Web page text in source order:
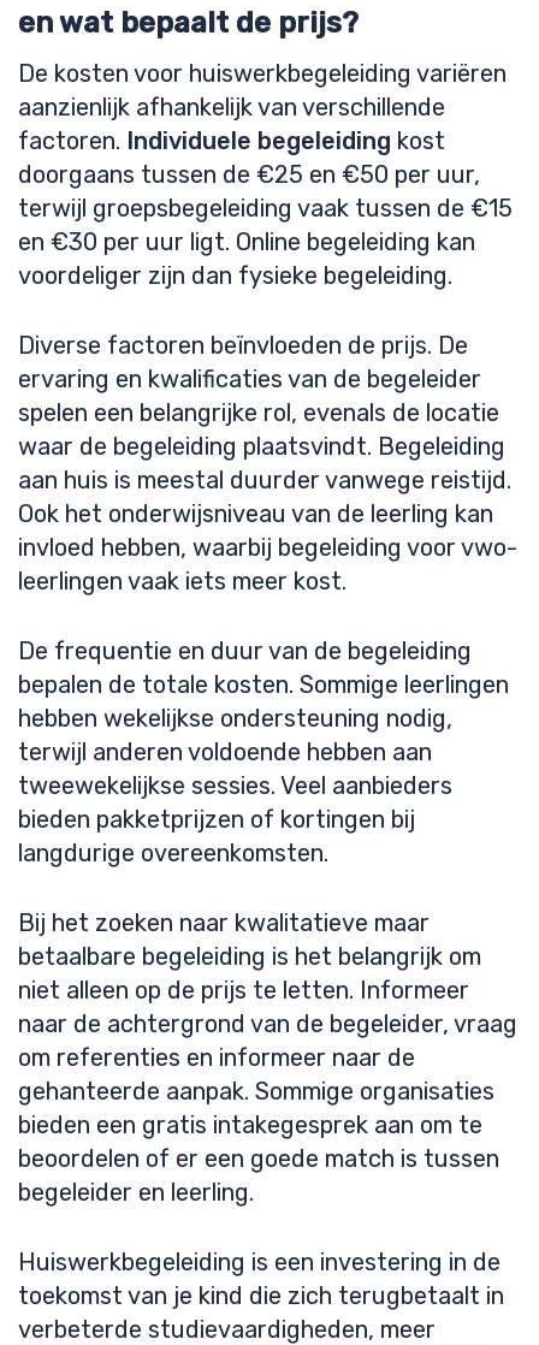
en wat bepaalt de prijs?
De kosten voor huiswerkbegeleiding variëren
aanzienlijk afhankelijk van verschillende
factoren. Individuele begeleiding kost
doorgaans tussen de €25 en €50 per uur,
terwijl groepsbegeleiding vaak tussen de €15
en €30 per uur ligt. Online begeleiding kan
voordeliger zijn dan fysieke begeleiding.
Diverse factoren beïnvloeden de prijs. De
ervaring en kwalificaties van de begeleider
spelen een belangrijke rol, evenals de locatie
waar de begeleiding plaatsvindt. Begeleiding
aan huis is meestal duurder vanwege reistijd.
Ook het onderwijsniveau van de leerling kan
invloed hebben, waarbij begeleiding voor vwo-
leerlingen vaak iets meer kost.
De frequentie en duur van de begeleiding
bepalen de totale kosten. Sommige leerlingen
hebben wekelijkse ondersteuning nodig,
terwijl anderen voldoende hebben aan
tweewekelijkse sessies. Veel aanbieders
bieden pakketprijzen of kortingen bij
langdurige overeenkomsten.
Bij het zoeken naar kwalitatieve maar
betaalbare begeleiding is het belangrijk om
niet alleen op de prijs te letten. Informeer
naar de achtergrond van de begeleider, vraag
om referenties en informeer naar de
gehanteerde aanpak. Sommige organisaties
bieden een gratis intakegesprek aan om te
beoordelen of er een goede match is tussen
begeleider en leerling.
Huiswerkbegeleiding is een investering in de
toekomst van je kind die zich terugbetaalt in
verbeterde studievaardigheden, meer